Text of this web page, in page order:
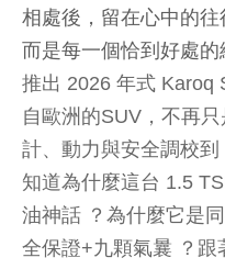
相處後，留在心中的往
而是每一個恰到好處的
推出 2026 年式 Karoq
自歐洲的SUV，不再
計、動力與安全調校
知道為什麼這台 1.5
油神話 ？為什麼它是
全保證+九顆氣曩 ？跟